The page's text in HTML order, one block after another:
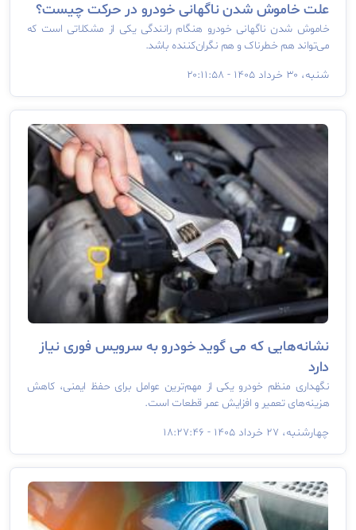
علت خاموش شدن ناگهانی خودرو در حرکت چیست؟
خاموش شدن ناگهانی خودرو هنگام رانندگی یکی از مشکلاتی است که
می‌تواند هم خطرناک و هم نگران‌کننده باشد.
شنبه، ۳۰ خرداد ۱۴۰۵ - ۲۰:۱۱:۵۸
نشانه‌هایی که می گوید خودرو به سرویس فوری نیاز
دارد
نگهداری منظم خودرو یکی از مهم‌ترین عوامل برای حفظ ایمنی، کاهش
هزینه‌های تعمیر و افزایش عمر قطعات است.
چهارشنبه، ۲۷ خرداد ۱۴۰۵ - ۱۸:۲۷:۴۶